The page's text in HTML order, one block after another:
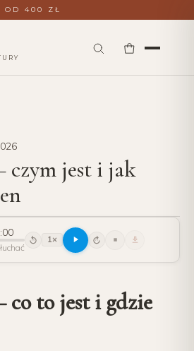
OD 400 ZŁ
czym jest i jak
15 1× 15
co to jest i gdzie